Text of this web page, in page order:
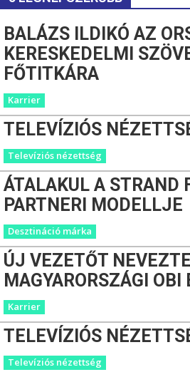
BALÁZS ILDIKÓ AZ
KERESKEDELMI
FŐTITKÁRA
Karrier
TELEVÍZIÓS
Televíziós nézettség
ÁTALAKUL A STRAND
PARTNERI MODELLJE
Desztináció márka
ÚJ VEZETŐT
MAGYARORSZÁGI OBI
Karrier
TELEVÍZIÓS
Televíziós nézettség